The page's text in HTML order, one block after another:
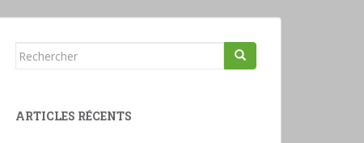
Rechercher...
ARTICLES RÉCENTS